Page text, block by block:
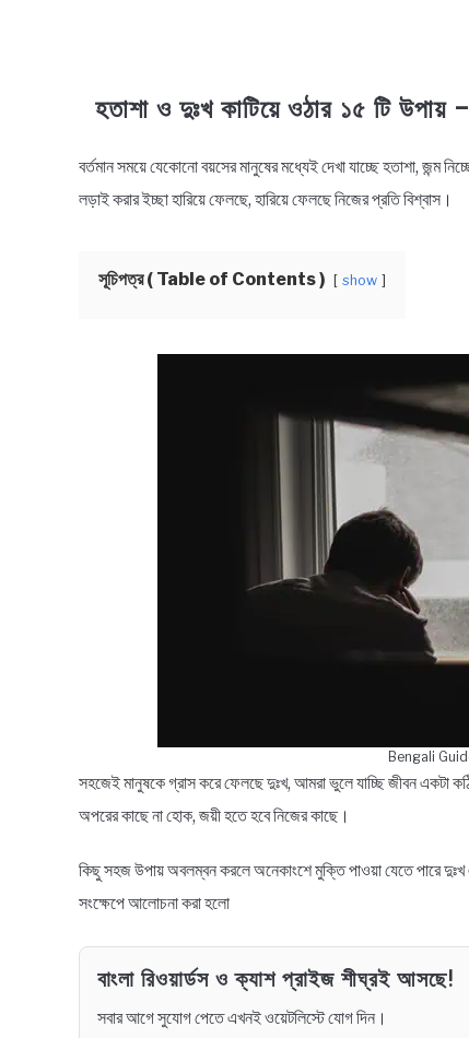
হতাশা ও দুঃখ কাটিয়ে ওঠার ১৫ টি
in
Health
বর্তমান সময়ে যেকোনো বয়সের মানুষের মধ্যেই দেখা যাচ্ছে হতাশা, জন্ম
লড়াই করার ইচ্ছা হারিয়ে ফেলছে, হারিয়ে ফেলছে নিজের প্রতি বিশ্বাস।
সূচিপত্র ( Table of Contents ) show
Bengali
সহজেই মানুষকে গ্রাস করে ফেলছে দুঃখ, আমরা ভুলে যাচ্ছি জীবন একটা
অপরের কাছে না হোক, জয়ী হতে হবে নিজের কাছে।
কিছু সহজ উপায় অবলম্বন করলে অনেকাংশে মুক্তি পাওয়া যেতে পারে দুঃখ
সংক্ষেপে আলোচনা করা হলো
বাংলা রিওয়ার্ডস ও ক্যাশ প্রাইজ শীঘ্রই আসছে!
সবার আগে সুযোগ পেতে এখনই ওয়েটলিস্টে যোগ দিন।